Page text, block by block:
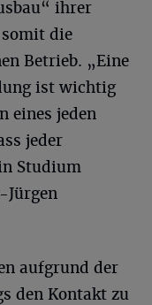
ihrer
die
Betrieb. „Eine
ist wichtig
eines jeden
jeder
Studium
Jürgen
aufgrund der
den Kontakt zu